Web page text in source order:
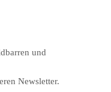
und
Newsletter.